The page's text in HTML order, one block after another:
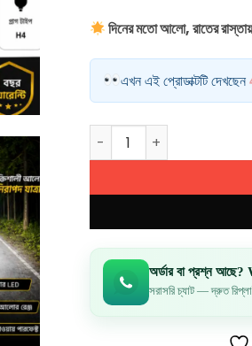
দিনের মতো আলো, রাতের
এখন এই প্রোডাক্টটি দেখছেন
Projection LED
অর্ডার বা প্রশ্ন
সরাসরি চ্যাট — দ্রুত